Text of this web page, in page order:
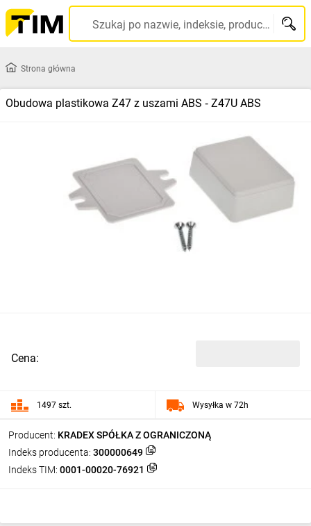
Szukaj po nazwie, indeksie, producencie, kodzie kreskowym...
Strona główna
Obudowa plastikowa Z47 z uszami ABS ‑ Z47U ABS
Producent: KRADEX SPÓŁKA Z OGRANICZONĄ
Indeks producenta: 300000649
Indeks TIM: 0001-00020-76921
Cena:
1497 szt. Wysyłka w 72h